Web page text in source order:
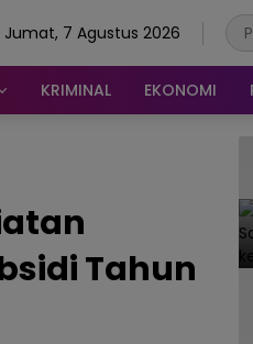
Jumat, 7 Agustus 2026
KRIMINAL EKONOMI
Tahun